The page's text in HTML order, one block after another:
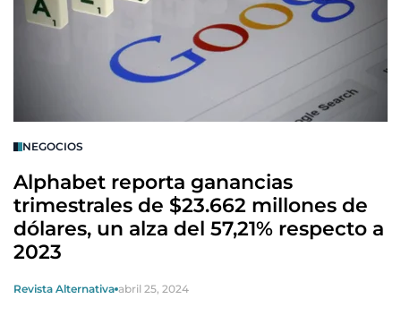
NEGOCIOS
Alphabet reporta ganancias
trimestrales de $23.662 millones de
dólares, un alza del 57,21% respecto a
2023
Revista Alternativa abril 25, 2024